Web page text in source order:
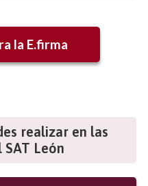
la E.firma
realizar en las
León